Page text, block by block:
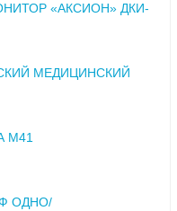
«АКСИОН» ДКИ-
МЕДИЦИНСКИЙ
М41
ОДНО/